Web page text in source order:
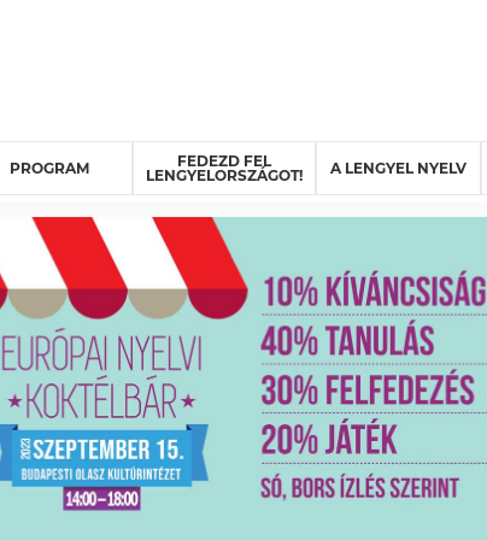
PROGRAM
FEDEZD FEL
LENGYELORSZÁGOT!
A LENGYEL NYELV